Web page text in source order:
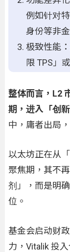
例如针对
身份等非
极致性能
限 TPS​​」
整体而言，L2
期，进入「创
中，庸者出局
以太坊正在从
聚焦期，其不
剂」，而是明
位。
基金会启动财
力，Vitalik 投